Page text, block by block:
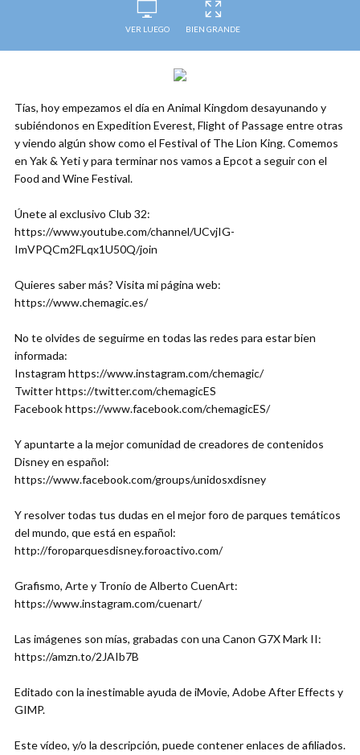
VER LUEGO BIEN GRANDE
Tías, hoy empezamos el día en Animal Kingdom desayunando y
subiéndonos en Expedition Everest, Flight of Passage entre otras
y viendo algún show como el Festival of The Lion King. Comemos
en Yak & Yeti y para terminar nos vamos a Epcot a seguir con el
Food and Wine Festival.
Únete al exclusivo Club 32:
https://www.youtube.com/channel/UCvjIG-
ImVPQCm2FLqx1U50Q/join
Quieres saber más? Visita mi página web:
https://www.chemagic.es/
No te olvides de seguirme en todas las redes para estar bien
informada:
Instagram https://www.instagram.com/chemagic/
Twitter https://twitter.com/chemagicES
Facebook https://www.facebook.com/chemagicES/
Y apuntarte a la mejor comunidad de creadores de contenidos
Disney en español:
https://www.facebook.com/groups/unidosxdisney
Y resolver todas tus dudas en el mejor foro de parques temáticos
del mundo, que está en español:
http://foroparquesdisney.foroactivo.com/
Grafismo, Arte y Tronío de Alberto CuenArt:
https://www.instagram.com/cuenart/
Las imágenes son mías, grabadas con una Canon G7X Mark II:
https://amzn.to/2JAIb7B
Editado con la inestimable ayuda de iMovie, Adobe After Effects y
GIMP.
Este vídeo, y/o la descripción, puede contener enlaces de afiliados.